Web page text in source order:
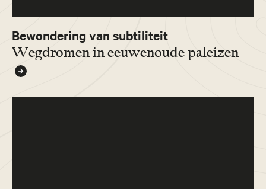
Bewondering van subtiliteit
Wegdromen in eeuwenoude paleizen